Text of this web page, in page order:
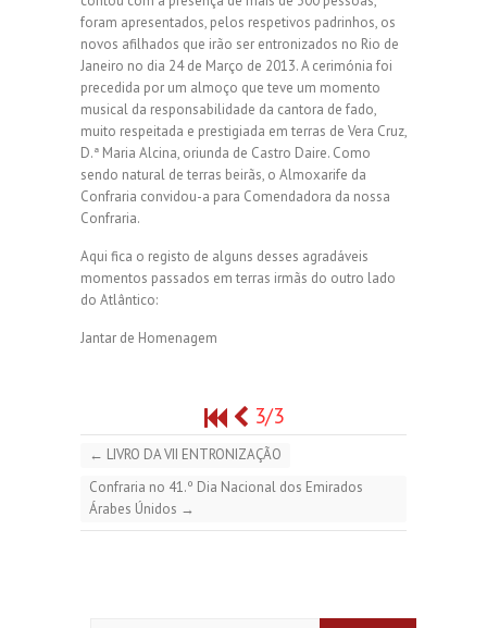
foram apresentados, pelos respetivos padrinhos, os
novos afilhados que irão ser entronizados no Rio de
Janeiro no dia 24 de Março de 2013. A cerimónia foi
precedida por um almoço que teve um momento
musical da responsabilidade da cantora de fado,
muito respeitada e prestigiada em terras de Vera Cruz,
D.ª Maria Alcina, oriunda de Castro Daire. Como
sendo natural de terras beirãs, o Almoxarife da
Confraria convidou-a para Comendadora da nossa
Confraria.
Aqui fica o registo de alguns desses agradáveis
momentos passados em terras irmãs do outro lado
do Atlântico:
Jantar de Homenagem
3/3
← LIVRO DA VII ENTRONIZAÇÃO
Confraria no 41.º Dia Nacional dos Emirados
Árabes Únidos →